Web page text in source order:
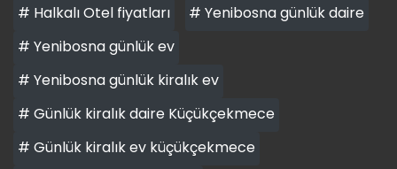
# Halkalı Otel fiyatları
# Yenibosna günlük daire
# Yenibosna günlük ev
# Yenibosna günlük kiralık ev
# Günlük kiralık daire Küçükçekmece
# Günlük kiralık ev küçükçekmece